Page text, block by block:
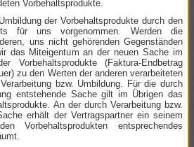
Vorbehaltsprodukte.
der Vorbehaltsprodukte durch den
für uns vorgenommen. Werden die
uns nicht gehörenden Gegenständen
das Miteigentum an der neuen Sache im
Vorbehaltsprodukte (Faktura-Endbetrag
zu den Werten der anderen verarbeiteten
bzw. Umbildung. Für die durch
entstehende Sache gilt im Übrigen das
An der durch Verarbeitung bzw.
erhält der Vertragspartner ein seinem
Vorbehaltsprodukten entsprechendes